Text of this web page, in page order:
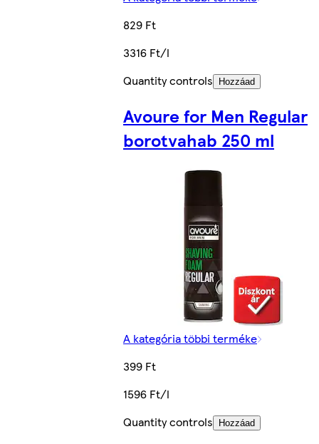
829 Ft
3316 Ft/l
Quantity controls
Hozzáad
Avoure for Men Regular
borotvahab 250 ml
A kategória többi terméke
399 Ft
1596 Ft/l
Quantity controls
Hozzáad